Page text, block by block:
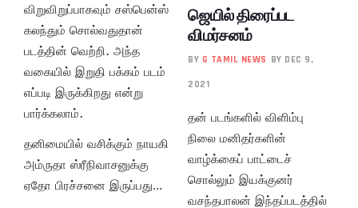
விறுவிறுப்பாகவும் சஸ்பென்ஸ்
கலந்தும் சொல்வதுதான்
படத்தின் வெற்றி. அந்த
வகையில் இறுதி பக்கம் படம்
எப்படி இருக்கிறது என்று
பார்க்கலாம்.
தனிமையில் வசிக்கும் நாயகி
அம்ருதா ஸ்ரீநிவாசனுக்கு
ஏதோ பிரச்சனை இருப்பது…
ஜெயில் திரைப்பட
விமர்சனம்
BY G TAMIL NEWS BY DEC 9,
2021
தன் படங்களில் விளிம்பு
நிலை மனிதர்களின்
வாழ்க்கைப் பாட்டைச்
சொல்லும் இயக்குனர்
வசந்தபாலன் இந்தப்படத்தில்